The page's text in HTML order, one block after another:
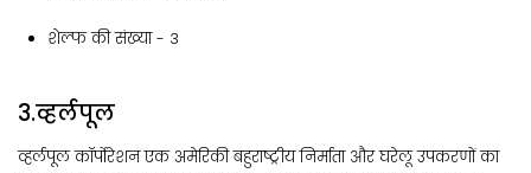
शेल्फ की संख्या - 3
3.व्हर्लपूल
व्हर्लपूल कॉर्पोरेशन एक अमेरिकी बहुराष्ट्रीय निर्माता और घरेलू उपकरणों का